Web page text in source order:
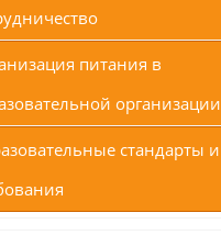
питания в
организации
стандарты и